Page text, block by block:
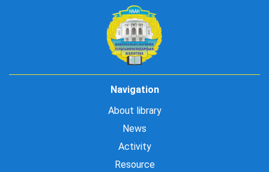
Navigation
About library
News
Activity
Resource